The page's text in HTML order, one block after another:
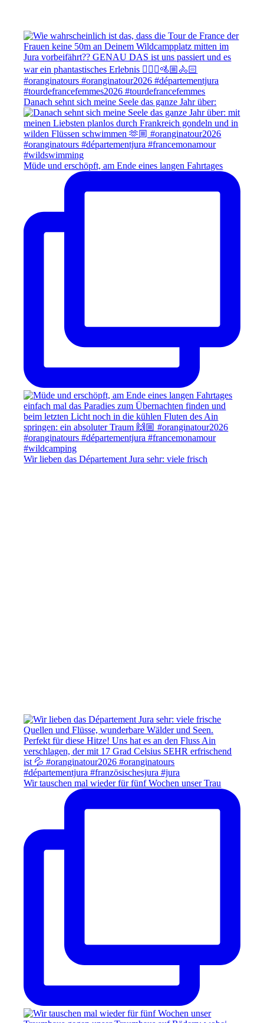
Danach sehnt sich meine Seele das ganze Jahr über:
Müde und erschöpft, am Ende eines langen Fahrtages
Wir lieben das Département Jura sehr: viele frisch
Wir tauschen mal wieder für fünf Wochen unser Trau